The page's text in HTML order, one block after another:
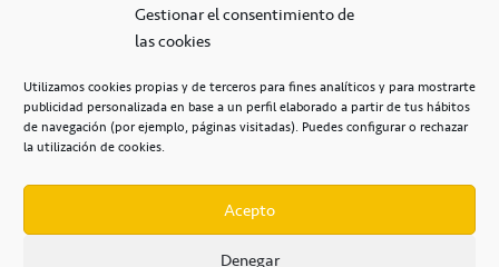
Gestionar el consentimiento de
las cookies
Utilizamos cookies propias y de terceros para fines analíticos y para mostrarte
publicidad personalizada en base a un perfil elaborado a partir de tus hábitos
de navegación (por ejemplo, páginas visitadas). Puedes configurar o rechazar
la utilización de cookies.
Acepto
Denegar
secretaria@cbcanarias.es
+34 922 253 684
Casa del Deporte / 38108 – La Laguna